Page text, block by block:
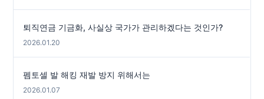
퇴직연금 기금화, 사실상 국가가 관리하겠다는 것인가?
2026.01.20
펨토셀 발 해킹 재발 방지 위해서는
2026.01.07